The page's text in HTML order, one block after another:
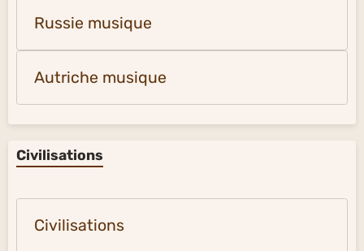
Russie musique
Autriche musique
Civilisations
Civilisations